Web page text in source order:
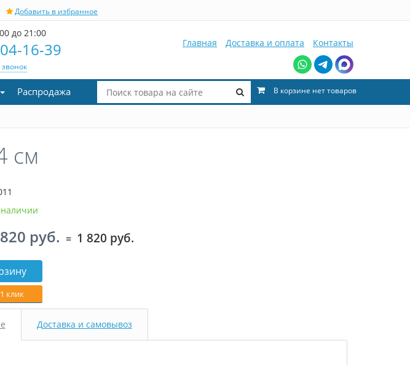
Добавить в избранное
до 21:00
16-39
звонок
Главная Доставка и оплата Контакты
В корзине нет товаров
Распродажа
см
руб. = 1 820 руб.
клик
Доставка и самовывоз